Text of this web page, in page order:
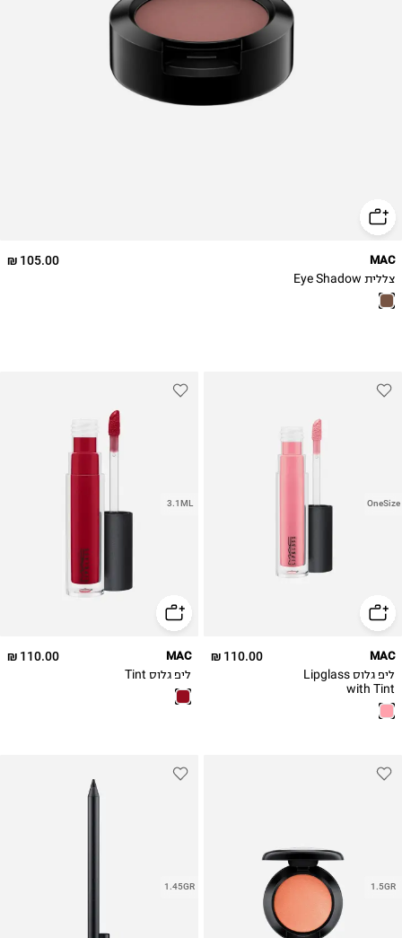
105.00 ₪ MAC
צללית Eye Shadow
OneSize
110.00 ₪ MAC
ליפ גלוס Lipglass
with Tint
3.1ML
110.00 ₪ MAC
ליפ גלוס Tint
1.5GR
1.45GR